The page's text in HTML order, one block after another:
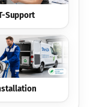
Support